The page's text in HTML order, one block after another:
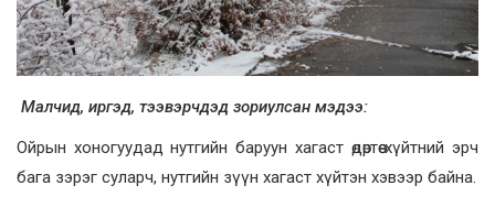
Малчид, иргэд, тээвэрчдэд зориулсан мэдээ:
Ойрын хоногуудад нутгийн баруун хагаст өдөртөө хүйтний эрч
бага зэрэг суларч, нутгийн зүүн хагаст хүйтэн хэвээр байна.